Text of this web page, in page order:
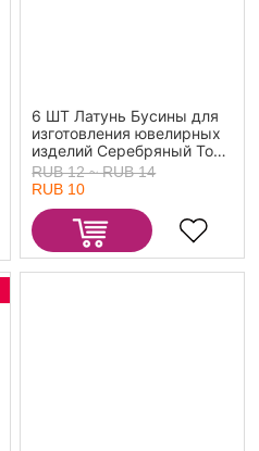
6 ШТ Латунь Бусины для
изготовления ювелирных
изделий Серебряный Тон
Изогнутая трубка 31мм x
5мм,
RUB 12 ~ RUB 14
RUB 10